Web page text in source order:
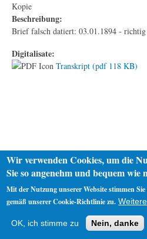
Kopie
Beschreibung:
Brief falsch datiert: 03.01.1894 - richtig
Digitalisate:
Transkript (pdf 118 KB)
Impressum
Wir verwenden Cookies, um die
Sie so angenehm und bequem wie
Mit der Nutzung unserer Website stimmen
gemäß unserer Cookie-Richtlinie zu.
OK, ich stimme zu Nein, danke